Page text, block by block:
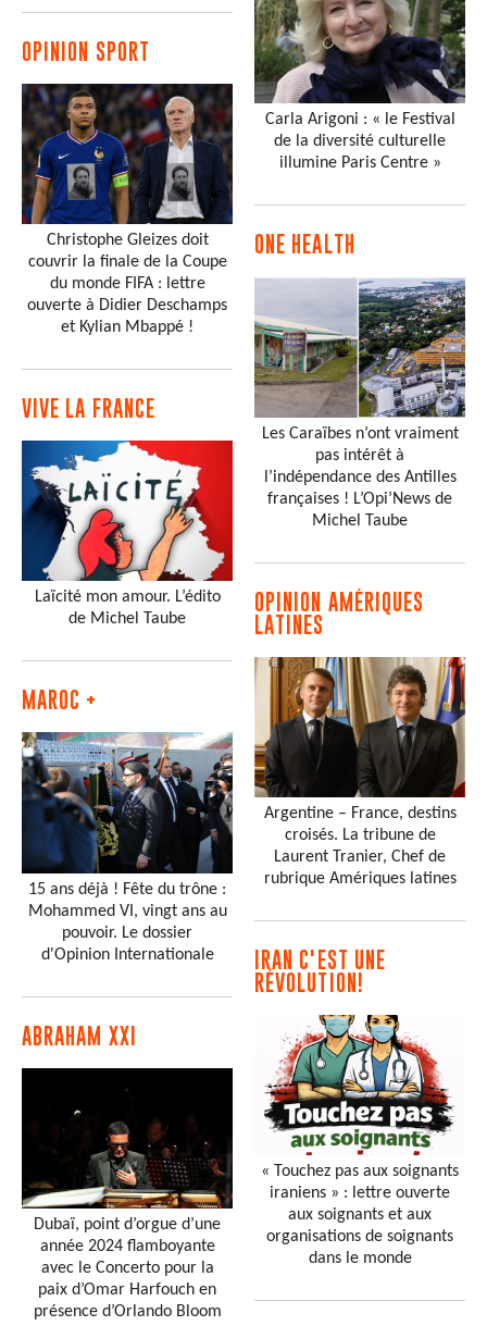
OPINION SPORT
Christophe Gleizes doit
couvrir la finale de la Coupe
du monde FIFA : lettre
ouverte à Didier Deschamps
et Kylian Mbappé !
VIVE LA FRANCE
Laïcité mon amour. L’édito
de Michel Taube
MAROC +
15 ans déjà ! Fête du trône :
Mohammed VI, vingt ans au
pouvoir. Le dossier
d'Opinion Internationale
ABRAHAM XXI
Dubaï, point d’orgue d’une
année 2024 flamboyante
avec le Concerto pour la
paix d’Omar Harfouch en
présence d’Orlando Bloom
Carla Arigoni : « le Festival
de la diversité culturelle
illumine Paris Centre »
ONE HEALTH
Les Caraïbes n’ont vraiment
pas intérêt à
l’indépendance des Antilles
françaises ! L’Opi’News de
Michel Taube
OPINION AMÉRIQUES
LATINES
Argentine – France, destins
croisés. La tribune de
Laurent Tranier, Chef de
rubrique Amériques latines
IRAN C'EST UNE
RÉVOLUTION!
« Touchez pas aux soignants
iraniens » : lettre ouverte
aux soignants et aux
organisations de soignants
dans le monde